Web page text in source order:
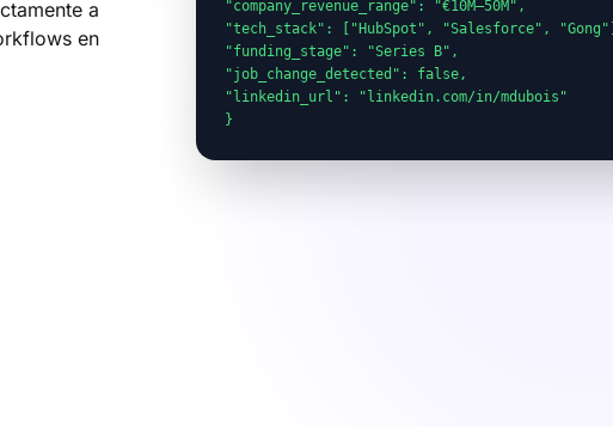
a
en
"company_revenue_range": "€10M–50M",
"tech_stack": ["HubSpot", "Salesforce",
"funding_stage": "Series B",
"job_change_detected": false,
"linkedin_url": "linkedin.com/in/mdubois"
}